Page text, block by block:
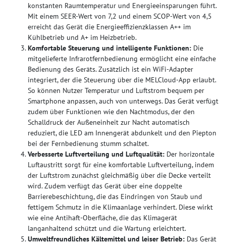
konstanten Raumtemperatur und Energieeinsparungen führt.
Mit einem SEER-Wert von 7,2 und einem SCOP-Wert von 4,5
erreicht das Gerät die Energieeffizienzklassen A++ im
Kühlbetrieb und A+ im Heizbetrieb.
Komfortable Steuerung und intelligente Funktionen: Die
mitgelieferte Infrarotfernbedienung ermöglicht eine einfache
Bedienung des Geräts. Zusätzlich ist ein WiFi-Adapter
integriert, der die Steuerung über die MELCloud-App erlaubt.
So können Nutzer Temperatur und Luftstrom bequem per
Smartphone anpassen, auch von unterwegs. Das Gerät verfügt
zudem über Funktionen wie den Nachtmodus, der den
Schalldruck der Außeneinheit zur Nacht automatisch
reduziert, die LED am Innengerät abdunkelt und den Piepton
bei der Fernbedienung stumm schaltet.
Verbesserte Luftverteilung und Luftqualität: Der horizontale
Luftaustritt sorgt für eine komfortable Luftverteilung, indem
der Luftstrom zunächst gleichmäßig über die Decke verteilt
wird. Zudem verfügt das Gerät über eine doppelte
Barrierebeschichtung, die das Eindringen von Staub und
fettigem Schmutz in die Klimaanlage verhindert. Diese wirkt
wie eine Antihaft-Oberfläche, die das Klimagerät
langanhaltend schützt und die Wartung erleichtert.
Umweltfreundliches Kältemittel und leiser Betrieb: Das Gerät